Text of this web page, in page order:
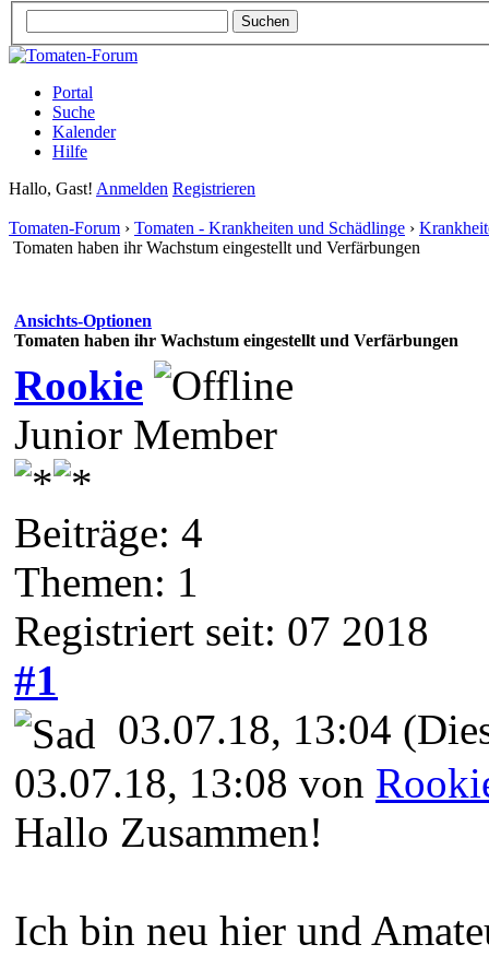
Portal
Suche
Kalender
Hilfe
Hallo, Gast! Anmelden Registrieren
Tomaten-Forum › Tomaten - Krankheiten und Schädlinge ›
Tomaten haben ihr Wachstum eingestellt und Verfärbungen
Ansichts-Optionen
Tomaten haben ihr Wachstum eingestellt und Verfärbungen
Rookie
Junior Member
Beiträge: 4
Themen: 1
Registriert seit: 07 2018
#1
03.07.18, 13:04
03.07.18, 13:08 von
Hallo Zusammen!
Ich bin neu hier und